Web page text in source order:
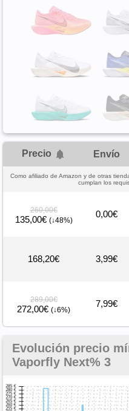
Precio Envío
Como afiliado de Amazon y de otras
cumplan los
260,00€
135,00€ (↓48%)
0,00€
168,20€ 3,99€
289,00€
272,00€ (↓6%)
7,99€
Evolución precio
Vaporfly Next% 3